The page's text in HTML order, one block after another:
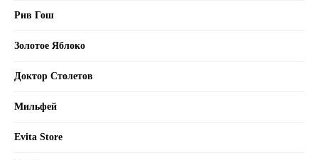
Рив Гош
Золотое Яблоко
Доктор Столетов
Мильфей
Evita Store